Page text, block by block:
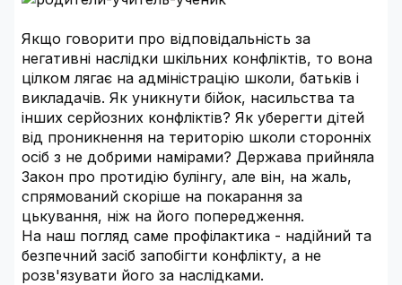
Якщо говорити про відповідальність за
негативні наслідки шкільних конфліктів, то вона
цілком лягає на адміністрацію школи, батьків і
викладачів. Як уникнути бійок, насильства та
інших серйозних конфліктів? Як уберегти дітей
від проникнення на територію школи сторонніх
осіб з не добрими намірами? Держава прийняла
Закон про протидію булінгу, але він, на жаль,
спрямований скоріше на покарання за
цькування, ніж на його попередження.
На наш погляд саме профілактика - надійний та
безпечний засіб запобігти конфлікту, а не
розв'язувати його за наслідками.